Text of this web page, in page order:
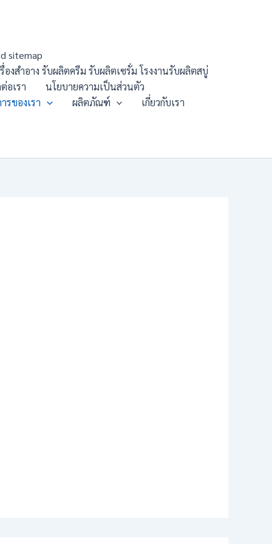
sitemap
องสำอาง รับผลิตครีม รับผลิตเซรั่ม โรงงานรับผลิตสบู่
อเรา
นโยบายความเป็นส่วนตัว
รของเรา
ผลิตภัณฑ์ เกี่ยวกับเรา